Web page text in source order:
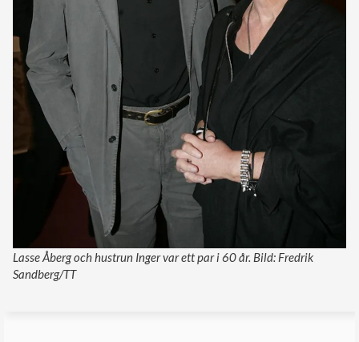
Lasse Åberg och hustrun Inger var ett par i 60 år. Bild: Fredrik
Sandberg/TT